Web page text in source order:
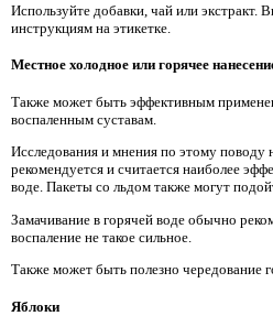
Используйте добавки, чай или экстракт.
инструкциям на этикетке.
Местное холодное или горячее
Также может быть эффективным
воспаленным суставам.
Исследования и мнения по этому поводу
рекомендуется и считается наиболее
воде. Пакеты со льдом также могут
Замачивание в горячей воде обычно
воспаление не такое сильное.
Также может быть полезно чередование
Яблоки